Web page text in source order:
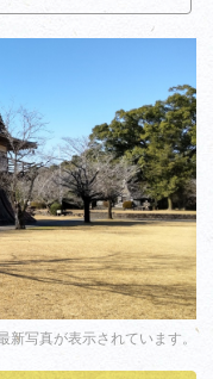
写真が表示されています。